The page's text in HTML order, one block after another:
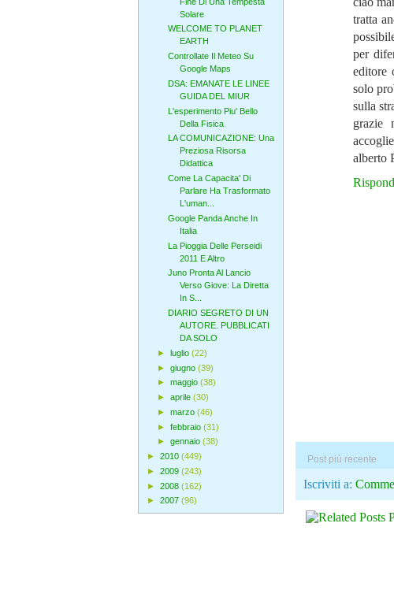
tratta
per
editore
solo
sulla
grazie
alberto
Post più recente
Iscriviti a:
Solare
WELCOME TO PLANET
EARTH
Controllate Il Meteo Su
Google Maps
DSA: EMANATE LE LINEE
GUIDA DEL MIUR
L'esperimento Piu' Bello
Della Fisica
LA COMUNICAZIONE: Una
Preziosa Risorsa
Didattica
Come La Capacita' Di
Parlare Ha Trasformato
L'uman...
Google Panda Anche In
Italia
La Pioggia Delle Perseidi
2011 E Altro
Juno Pronta Al Lancio
Verso Giove: La Diretta
In S...
DIARIO SEGRETO DI UN
AUTORE. PUBBLICATI
DA SOLO
► luglio (22)
► giugno (39)
► maggio (38)
► aprile (30)
► marzo (46)
► febbraio (31)
► gennaio (38)
► 2010 (449)
► 2009 (243)
► 2008 (162)
► 2007 (96)